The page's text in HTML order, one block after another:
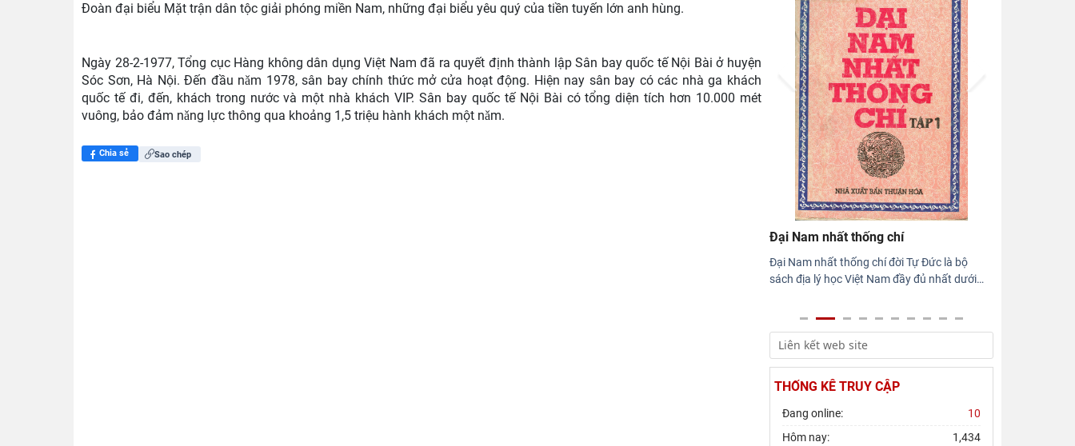
Đoàn đại biểu Mặt trận dân tộc giải phóng miền Nam, những đại biểu yêu quý của tiền tuyến lớn anh hùng.
Ngày 28-2-1977, Tổng cục Hàng không dân dụng Việt Nam đã ra quyết định thành lập Sân bay quốc tế Nội Bài ở huyện
Sóc Sơn, Hà Nội. Đến đầu nǎm 1978, sân bay chính thức mở cửa hoạt động. Hiện nay sân bay có các nhà ga khách
quốc tế đi, đến, khách trong nước và một nhà khách VIP. Sân bay quốc tế Nội Bài có tổng diện tích hơn 10.000 mét
vuông, bảo đảm nǎng lực thông qua khoảng 1,5 triệu hành khách một nǎm.
Chia sẻ Sao chép
Việt Nam tổ chức Hội nghị Tập huấn
nghiệp vụ công tác kiểm
Viện Sử học tham gia Hội thảo khoa học
quốc gia "Danh nhân văn hóa Lê Quý
Đôn - Di sản và giá trị
Hội thảo khoa học quốc gia “Danh nhân
văn hóa Lê Quý Đôn - Di sản và giá trị
thời đại”
Rà soát công tác chuẩn bị Hội thảo
khoa học quốc gia "Danh nhân văn hóa
Lê Quý Đôn - Di sản và giá
Đại Nam nhất thống chí
Đại Nam nhất thống chí đời Tự Đức là bộ
sách địa lý học Việt Nam đầy đủ nhất dưới…
Next
THỐNG KÊ TRUY CẬP
Đang online:
10
Hôm nay:
1,434